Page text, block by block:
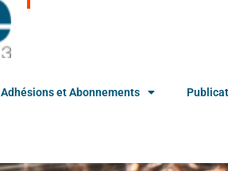
Adhésions et Abonnements